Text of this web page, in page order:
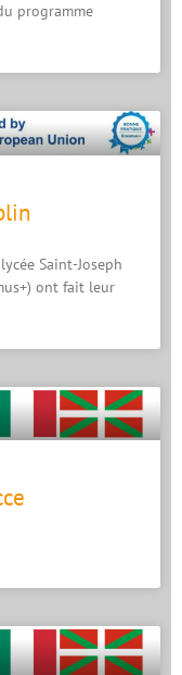
programme
Saint-Joseph
ont fait leur